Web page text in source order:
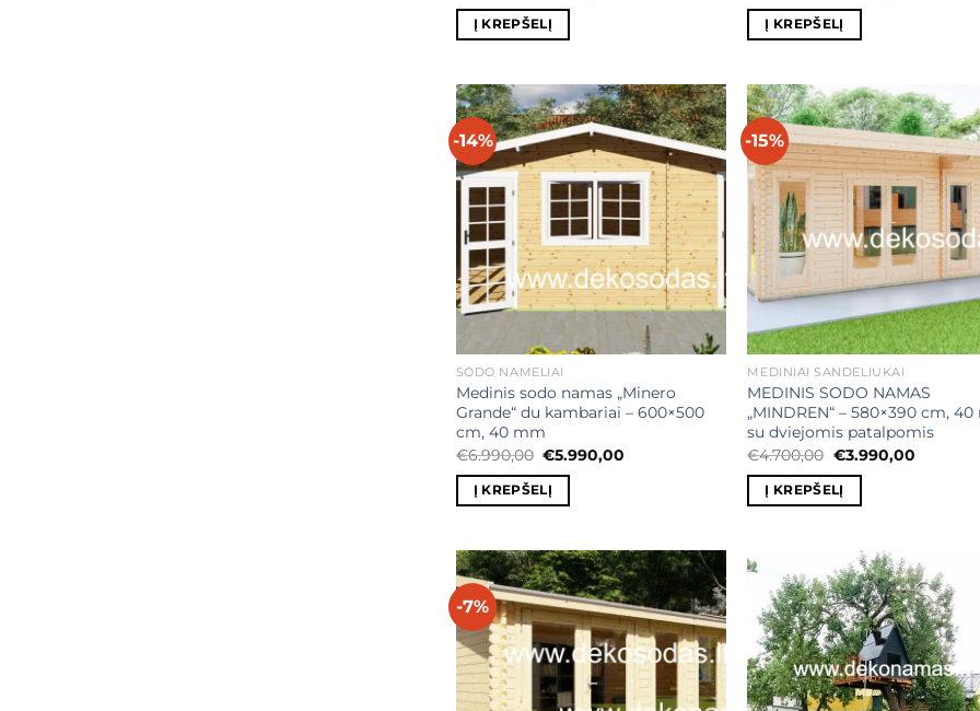
was:
€3.190,00.
Į KREPŠELĮ was:
€5.390,00.
Į KREPŠELĮ
-14% Mėgstamiausias
SODO NAMELIAI
Medinis sodo namas „Minero
Grande“ du kambariai – 600×500
cm, 40 mm
€6.990,00 Original
was:
€6.990,00.
€5.990,00
Į KREPŠELĮ
-15%
MEDINIAI SANDĖLIUKAI
MEDINIS SODO NAMAS
„MINDREN“ – 580×390 cm,
su dviejomis patalpomis
€4.700,00 Original
was:
€4.700,00.
€3.990,00Current
Į KREPŠELĮ
-7% Mėgstamiausias